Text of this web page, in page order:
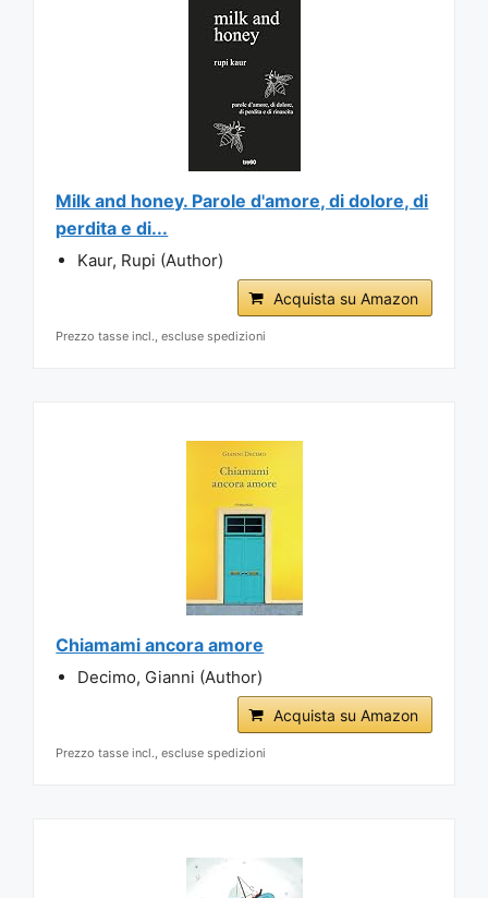
Milk and honey. Parole d'amore, di dolore, di
perdita e di...
Kaur, Rupi (Author)
Acquista su Amazon
Prezzo tasse incl., escluse spedizioni
Chiamami ancora amore
Decimo, Gianni (Author)
Acquista su Amazon
Prezzo tasse incl., escluse spedizioni